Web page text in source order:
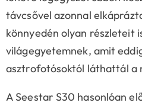
távcsővel azonnal
könnyedén olyan részleteit
világegyetemnek, amit
asztrofotósoktól láthattál a
A Seestar S30 hasonlóan